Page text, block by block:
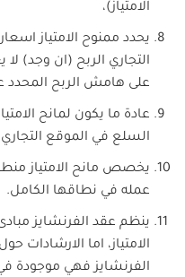
الامتياز)،
يحدد ممنوح الامتياز
التجاري الربح (ان وجد)
على هامش الربح المحدد
عادة ما يكون لمانح
السلع في الموقع
يخصص مانح الامتياز
عمله في نطاقها الكامل.
ينظم عقد الفرنشايز
الامتياز، اما الارشادات
الفرنشايز فهي موجودة